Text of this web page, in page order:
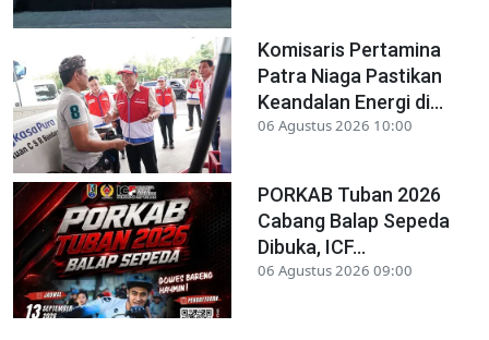
Komisaris Pertamina
Patra Niaga Pastikan
Keandalan Energi di...
06 Agustus 2026 10:00
PORKAB Tuban 2026
Cabang Balap Sepeda
Dibuka, ICF...
06 Agustus 2026 09:00